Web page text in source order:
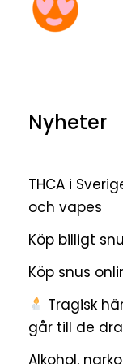
Nyheter
THCA i
och vapes
Köp billigt
Köp snus
Tragisk
går till de
Alkohol,